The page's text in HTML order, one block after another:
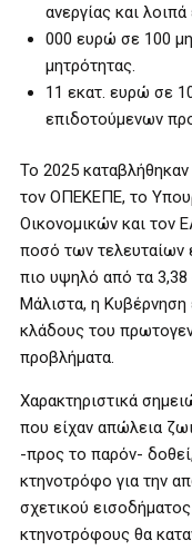
ανεργίας και λοιπά
000 ευρώ σε 100
μητρότητας.
11 εκατ. ευρώ σε
επιδοτούμενων
Το 2025
τον ΟΠΕΚΕΠΕ, το
Οικονομικών και τον
ποσό των τελευταίων
πιο υψηλό από τα
Μάλιστα, η Κυβέρνηση
κλάδους του
προβλήματα.
Χαρακτηριστικά
που είχαν απώλεια
-προς το παρόν-
κτηνοτρόφο για την
σχετικού
κτηνοτρόφους θα